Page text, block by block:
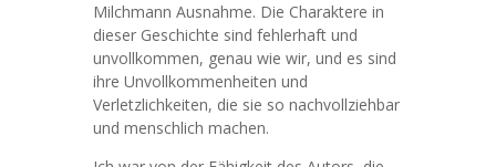
Milchmann Ausnahme. Die Charaktere in
dieser Geschichte sind fehlerhaft und
unvollkommen, genau wie wir, und es sind
ihre Unvollkommenheiten und
Verletzlichkeiten, die sie so nachvollziehbar
und menschlich machen.